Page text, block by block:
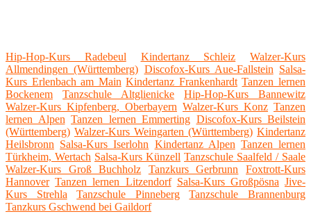
Hip-Hop-Kurs Radebeul Kindertanz Schleiz
Walzer-Kurs
Allmendingen (Württemberg) Discofox-Kurs Aue-Fallstein Salsa-
Kurs Erlenbach am Main Kindertanz Frankenhardt Tanzen lernen
Bockenem
Tanzschule Altglienicke
Hip-Hop-Kurs Bannewitz
Walzer-Kurs Kipfenberg, Oberbayern Walzer-Kurs Konz Tanzen
lernen Alpen Tanzen lernen Emmerting Discofox-Kurs Beilstein
(Württemberg) Walzer-Kurs Weingarten (Württemberg) Kindertanz
Heilsbronn Salsa-Kurs Iserlohn Kindertanz Alpen Tanzen lernen
Türkheim, Wertach Salsa-Kurs Künzell Tanzschule Saalfeld / Saale
Walzer-Kurs Groß Buchholz
Tanzkurs Gerbrunn
Foxtrott-Kurs
Hannover Tanzen lernen Litzendorf Salsa-Kurs Großpösna Jive-
Kurs Strehla
Tanzschule Pinneberg
Tanzschule Brannenburg
Tanzkurs Gschwend bei Gaildorf